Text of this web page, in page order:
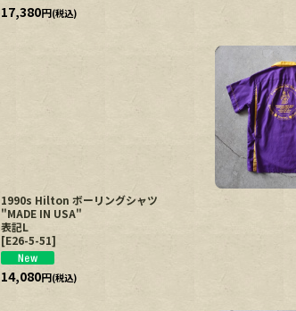
17,380円(税込)
1990s Hilton ボーリングシャツ
"MADE IN USA"
表記L
[E26-5-51]
14,080円(税込)